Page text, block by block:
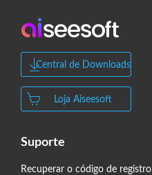
Central de Downloads
Loja Aiseesoft
Suporte
Recuperar o código de registro